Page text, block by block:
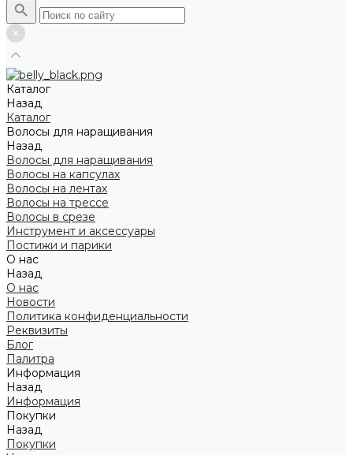
Каталог
Назад
Каталог
Волосы для наращивания
Назад
Волосы для наращивания
Волосы на капсулах
Волосы на лентах
Волосы на трессе
Волосы в срезе
Инструмент и аксессуары
Постижи и парики
О нас
Назад
О нас
Новости
Политика конфиденциальности
Реквизиты
Блог
Палитра
Информация
Назад
Информация
Покупки
Назад
Покупки